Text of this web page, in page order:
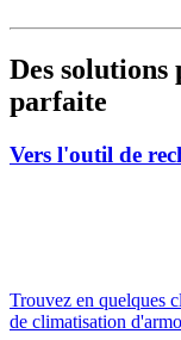
Des
parfaite
Vers l'outil de
Trouvez en quelques
de climatisation